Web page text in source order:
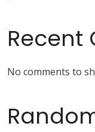
Recent
No comments to